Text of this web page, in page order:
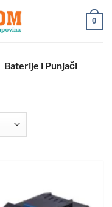
0
Baterije i Punjači